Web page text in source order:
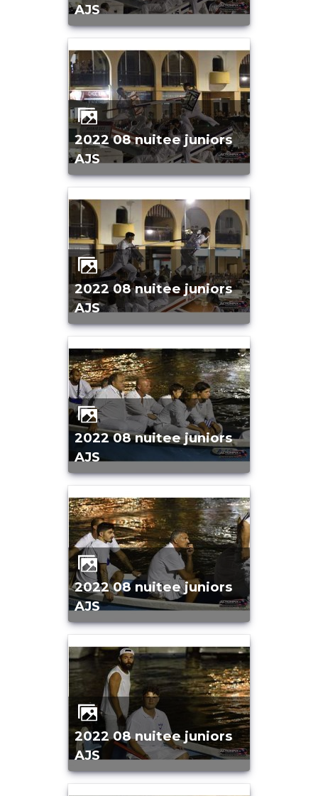
AJS
2022 08 nuitee juniors
AJS
2022 08 nuitee juniors
AJS
2022 08 nuitee juniors
AJS
2022 08 nuitee juniors
AJS
2022 08 nuitee juniors
AJS